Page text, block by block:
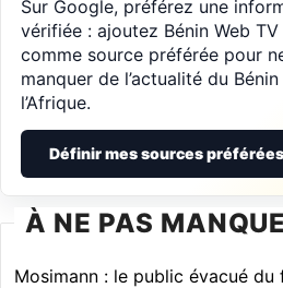
Sur Google, préférez une
vérifiée : ajoutez Bénin Web TV
comme source préférée pour
manquer de l’actualité du
l’Afrique.
Définir mes sources préférées
À NE PAS
Mosimann : le public évacué